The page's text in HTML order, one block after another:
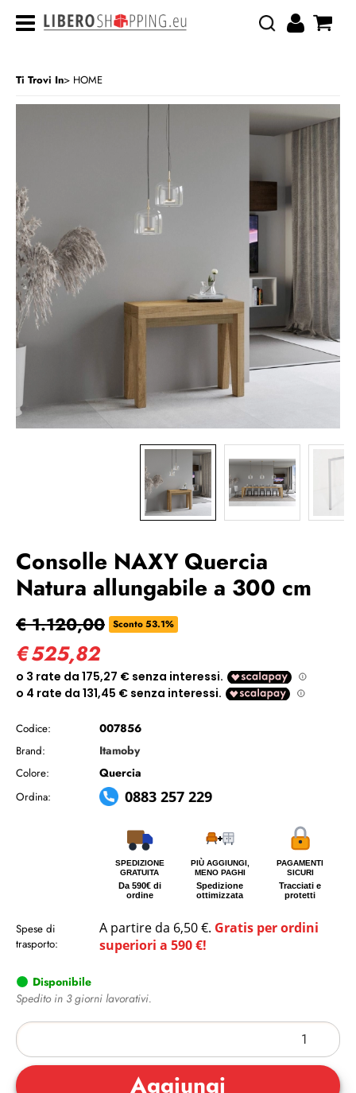
Ti Trovi In HOME
Consolle NAXY Quercia
Natura allungabile a 300 cm
€ 1.120,00 Sconto 53.1%
€525,82
Codice: 007856
Brand: Itamoby
Colore: Quercia
Ordina: 0883 257 229
SPEDIZIONE
GRATUITA
Da 590€ di
ordine
PIÙ AGGIUNGI,
MENO PAGHI
Spedizione
ottimizzata
PAGAMENTI
SICURI
Tracciati e
protetti
Spese di
trasporto:
A partire da 6,50 €. Gratis per ordini
superiori a 590 €!
Disponibile
Spedito in 3 giorni lavorativi.